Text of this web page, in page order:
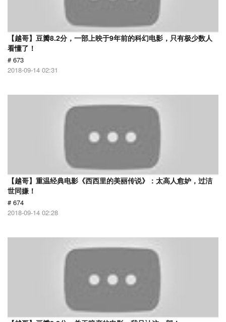
【越哥】豆瓣8.2分，一部上映于9年前的科幻电影，只有极少数人
看懂了！
# 673
2018-09-14 02:31
【越哥】重温经典电影《西西里的美丽传说》：太高人愈妒，过洁
世同嫌！
# 674
2018-09-14 02:28